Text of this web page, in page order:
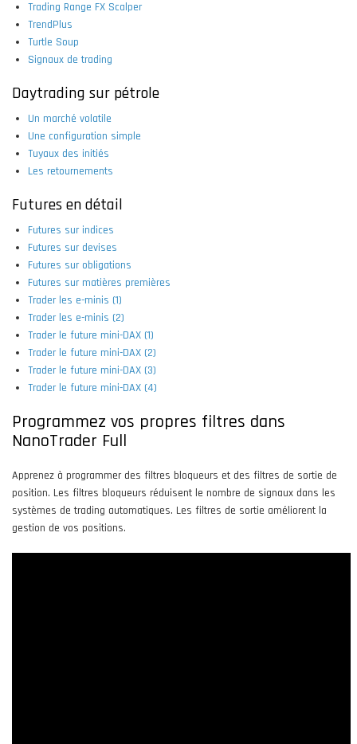
Trading Range FX Scalper
TrendPlus
Turtle Soup
Signaux de trading
Daytrading sur pétrole
Un marché volatile
Une configuration simple
Tuyaux des initiés
Les retournements
Futures en détail
Futures sur indices
Futures sur devises
Futures sur obligations
Futures sur matières premières
Trader les e-minis (1)
Trader les e-minis (2)
Trader le future mini-DAX (1)
Trader le future mini-DAX (2)
Trader le future mini-DAX (3)
Trader le future mini-DAX (4)
Programmez vos propres filtres dans
NanoTrader Full
Apprenez à programmer des filtres bloqueurs et des filtres de sortie de
position. Les filtres bloqueurs réduisent le nombre de signaux dans les
systèmes de trading automatiques. Les filtres de sortie améliorent la
gestion de vos positions.